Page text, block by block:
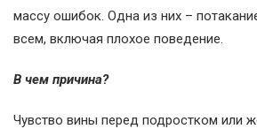
массу ошибок. Одна из них –
всем, включая плохое поведение.
В чем причина?
Чувство вины перед подростком или